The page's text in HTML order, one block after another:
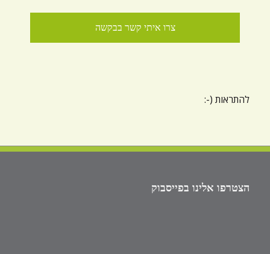
להתראות (-:
הצטרפו אלינו בפייסבוק